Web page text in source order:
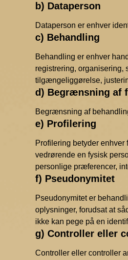
b) Dataperson
Dataperson er enhver
c) Behandling
Behandling er enhver
registrering, organisering,
tilgængeliggørelse,
d) Begrænsning af
Begrænsning af
e) Profilering
Profilering betyder
vedrørende en fysisk
personlige præferencer,
f) Pseudonymitet
Pseudonymitet er
oplysninger, forudsat at
ikke kan pege på en
g) Controller eller
Controller eller controller